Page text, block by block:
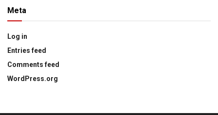
Meta
Log in
Entries feed
Comments feed
WordPress.org